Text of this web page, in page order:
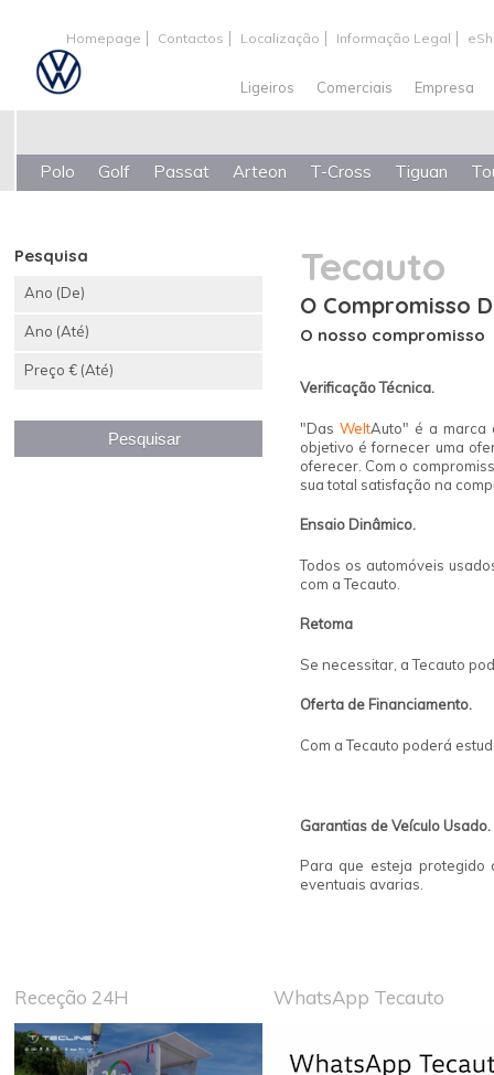
Homepage Contactos Localização Informação Legal
Ligeiros Comerciais Empresa
Polo Golf Passat Arteon T-Cross Tiguan
Pesquisa
Ano (De)
Ano (Até)
Preço € (Até)
Tecauto
O Compromisso
O nosso compromisso
Verificação Técnica.
"Das WeltAuto" é a marca
objetivo é fornecer uma
oferecer. Com o
sua total satisfação na
Ensaio Dinâmico.
Todos os automóveis
com a Tecauto.
Retoma
Se necessitar, a Tecauto
Oferta de Financiamento.
Com a Tecauto poderá
Garantias de Veículo Usado.
Para que esteja protegido
eventuais avarias.
Receção 24H WhatsApp Tecauto